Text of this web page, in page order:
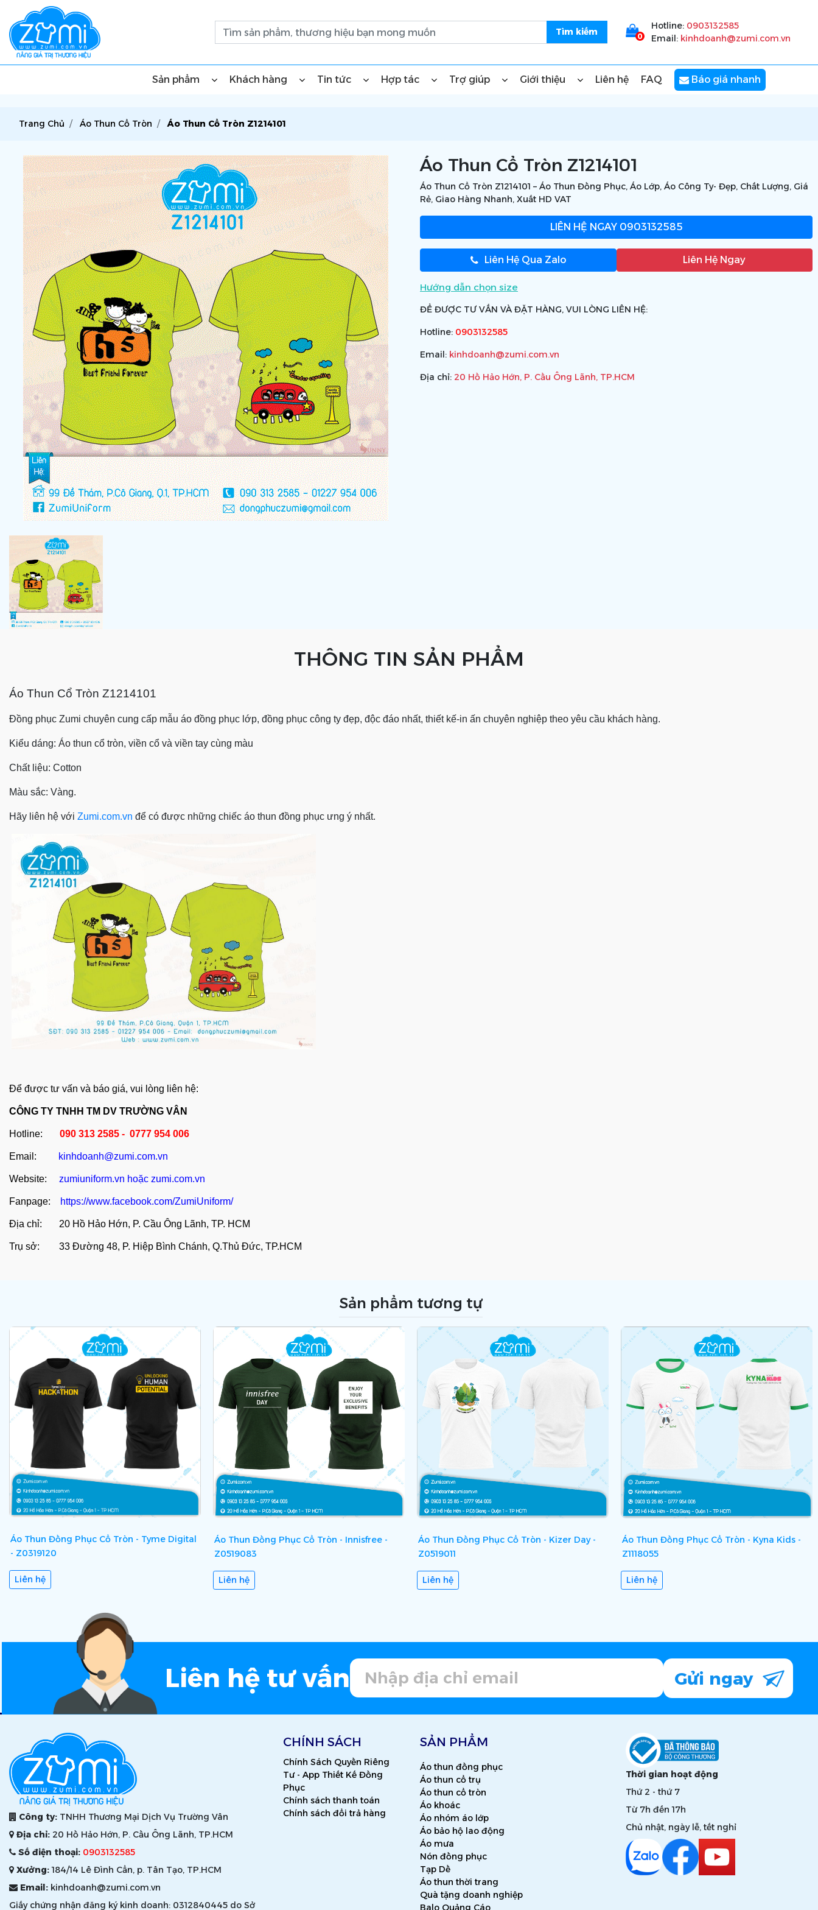
0
Hotline: 0903132585
Email: kinhdoanh@zumi.com.vn
Sản phẩm Khách hàng Tin tức Hợp tác Trợ giúp Giới thiệu Liên hệ FAQ Báo giá nhanh
Trang Chủ Áo Thun Cổ Tròn Áo Thun Cổ Tròn Z1214101
Áo Thun Cổ Tròn Z1214101
Áo Thun Cổ Tròn Z1214101 – Áo Thun Đồng Phục, Áo Lớp, Áo Công Ty- Đẹp, Chất Lượng, Giá
Rẻ, Giao Hàng Nhanh, Xuất HD VAT
LIÊN HỆ NGAY0903132585
Liên Hệ Qua Zalo Liên Hệ Ngay
Hướng dẫn chọn size
ĐỂ ĐƯỢC TƯ VẤN VÀ ĐẶT HÀNG, VUI LÒNG LIÊN HỆ:
Hotline: 0903132585
Email: kinhdoanh@zumi.com.vn
Địa chỉ: 20 Hồ Hảo Hớn, P. Cầu Ông Lãnh, TP.HCM
THÔNG TIN SẢN PHẨM
Áo Thun Cổ Tròn Z1214101
Đồng phục Zumi chuyên cung cấp mẫu áo đồng phục lớp, đồng phục công ty đẹp, độc đáo nhất, thiết kế-in ấn chuyên nghiệp theo yêu cầu khách hàng.
Kiểu dáng: Áo thun cổ tròn, viền cổ và viền tay cùng màu
Chất liệu: Cotton
Màu sắc: Vàng.
Hãy liên hệ với Zumi.com.vn để có được những chiếc áo thun đồng phục ưng ý nhất.
Để được tư vấn và báo giá, vui lòng liên hệ:
CÔNG TY TNHH TM DV TRƯỜNG VÂN
Hotline: 090 313 2585 - 0777 954 006
Email: kinhdoanh@zumi.com.vn
Website: zumiuniform.vn hoặc zumi.com.vn
Fanpage: https://www.facebook.com/ZumiUniform/
Địa chỉ: 20 Hồ Hảo Hớn, P. Cầu Ông Lãnh, TP. HCM
Trụ sở: 33 Đường 48, P. Hiệp Bình Chánh, Q.Thủ Đức, TP.HCM
Sản phẩm tương tự
Áo Thun Đồng Phục Cổ Tròn - Tyme Digital
- Z0319120
Liên hệ
Áo Thun Đồng Phục Cổ Tròn - Innisfree -
Z0519083
Liên hệ
Áo Thun Đồng Phục Cổ Tròn - Kizer Day -
Z0519011
Liên hệ
Áo Thun Đồng Phục Cổ Tròn - Kyna Kids -
Z1118055
Liên hệ
Liên hệ tư vấn Gửi ngay
Công ty: TNHH Thương Mại Dịch Vụ Trường Vân
Địa chỉ: 20 Hồ Hảo Hớn, P. Cầu Ông Lãnh, TP.HCM
Số điện thoại: 0903132585
Xưởng:184/14 Lê Đình Cẩn, p. Tân Tạo, TP.HCM
Email: kinhdoanh@zumi.com.vn
Giấy chứng nhận đăng ký kinh doanh: 0312840445 do Sở
CHÍNH SÁCH
Chính Sách Quyền Riêng
Tư - App Thiết Kế Đồng
Phục
Chính sách thanh toán
Chính sách đổi trả hàng
SẢN PHẨM
Áo thun đồng phục
Áo thun cổ trụ
Áo thun cổ tròn
Áo khoác
Áo nhóm áo lớp
Áo bảo hộ lao động
Áo mưa
Nón đồng phục
Tạp Dề
Áo thun thời trang
Quà tặng doanh nghiệp
Balo Quảng Cáo
Thời gian hoạt động
Thứ 2 - thứ 7
Từ 7h đến 17h
Chủ nhật, ngày lễ, tết nghỉ